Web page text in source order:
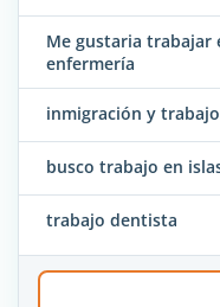
Me gustaria trabajar
enfermería
inmigración y trabajo
busco trabajo en
trabajo dentista